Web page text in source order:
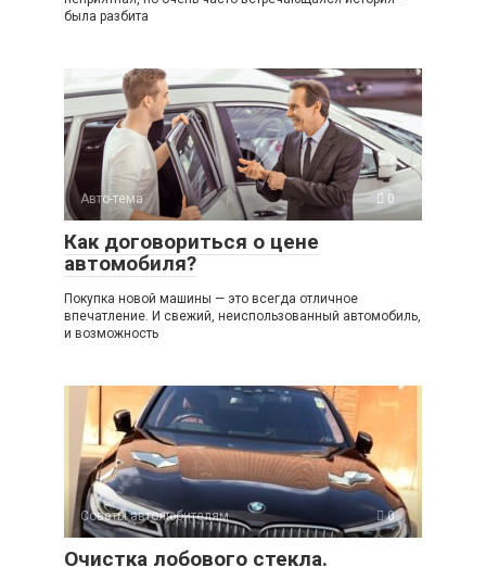
была разбита
Авто-тема 0
Как договориться о цене
автомобиля?
Покупка новой машины — это всегда отличное
впечатление. И свежий, неиспользованный автомобиль,
и возможность
Советы автолюбителям 0
Очистка лобового стекла.